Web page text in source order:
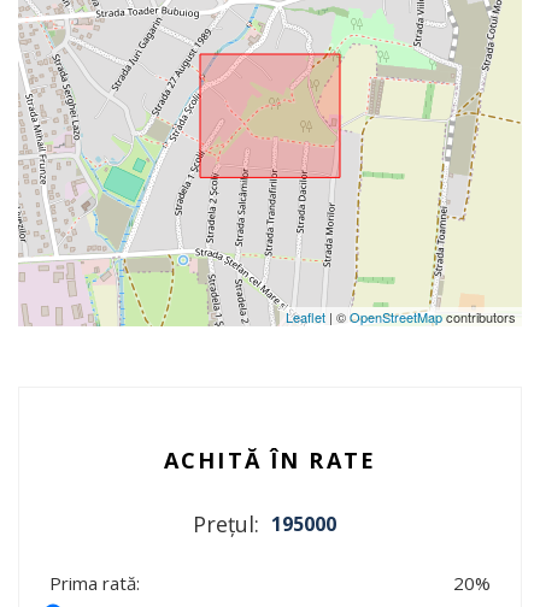
Leaflet | ©OpenStreetMapcontributors
ACHITĂ ÎN RATE
Prețul: 195000
Prima rată: 20%